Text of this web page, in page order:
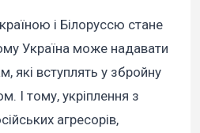
і Білоруссю стане
Україна може надавати
які вступлять у збройну
І тому, укріплення з
агресорів,